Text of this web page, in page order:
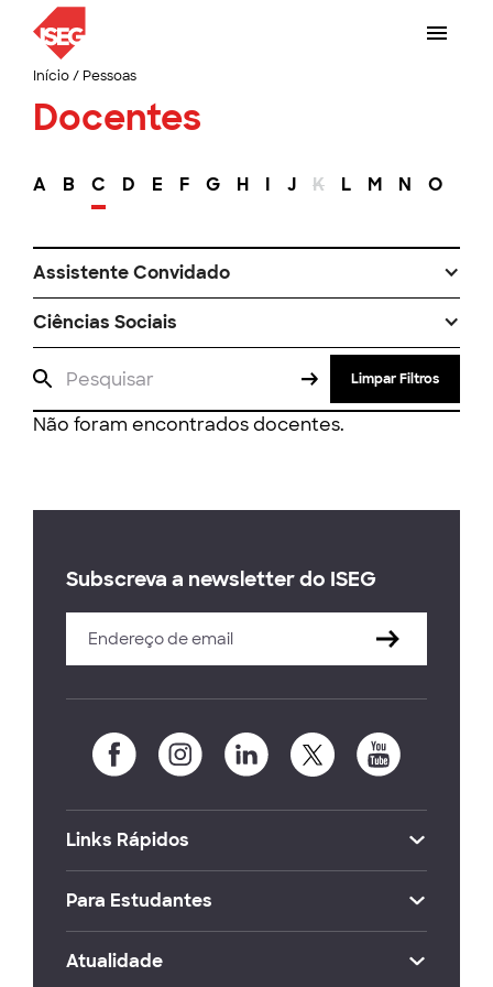
Início/ Pessoas
Docentes
A B C D E F G H I J K L M N O
Assistente Convidado
Ciências Sociais
Limpar Filtros
Não foram encontrados docentes.
Subscreva a newsletter do ISEG
Links Rápidos
Para Estudantes
Atualidade